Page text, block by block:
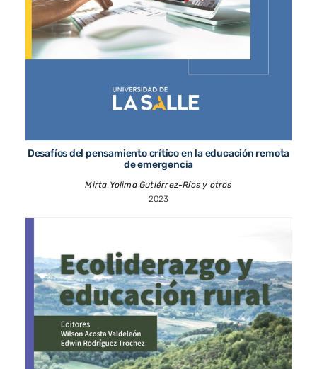
Desafíos del pensamiento crítico en la educación remota
de emergencia
Mirta Yolima Gutiérrez-Ríos y otros
2023